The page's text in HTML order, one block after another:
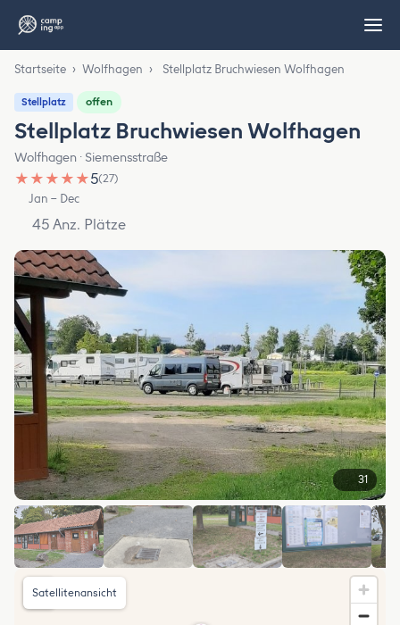
Startseite › Wolfhagen › Stellplatz Bruchwiesen Wolfhagen
Stellplatz offen
Stellplatz Bruchwiesen Wolfhagen
Wolfhagen · Siemensstraße
★ ★ ★ ★ ★5(27)
Jan – Dec
45 Anz. Plätze
31
Satellitenansicht